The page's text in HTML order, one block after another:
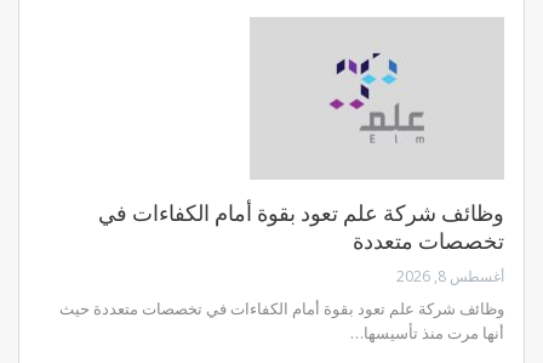
وظائف شركة علم تعود بقوة أمام الكفاءات في
تخصصات متعددة
أغسطس 8, 2026
وظائف شركة علم تعود بقوة أمام الكفاءات في تخصصات متعددة حيث
أنها مرت منذ تأسيسها…